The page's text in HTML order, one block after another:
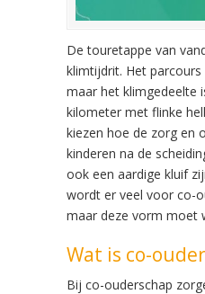
De touretappe van
klimtijdrit. Het
maar het klimgedeelte
kilometer met flinke
kiezen hoe de zorg en
kinderen na de
ook een aardige kluif
wordt er veel voor co-
maar deze vorm moet
Wat is co-
Bij co-ouderschap